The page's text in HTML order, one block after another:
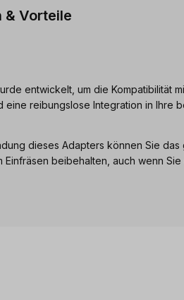
& Vorteile
entwickelt, um die Kompatibilität
eine reibungslose Integration in Ihre
dieses Adapters können Sie das
Einfräsen beibehalten, auch wenn